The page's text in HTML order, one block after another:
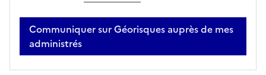
Communiquer sur Géorisques auprès de mes
administrés